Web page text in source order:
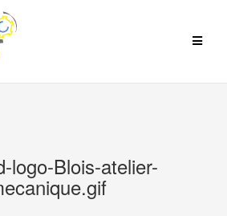
logo-Blois-atelier-